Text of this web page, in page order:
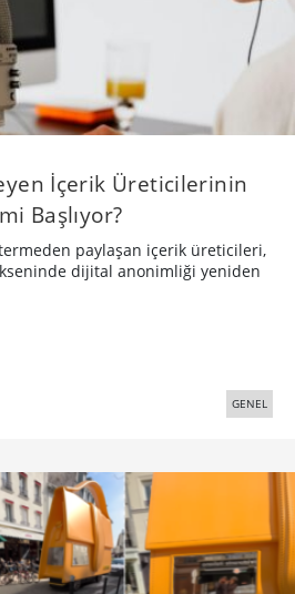
İçerik Üreticilerinin
Başlıyor?
paylaşan içerik üreticileri,
dijital anonimliği yeniden
GENEL